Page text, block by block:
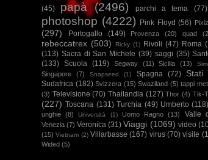
(45)
papà (2496) parchi a tema (77)
photoshop (4222) Pink Floyd (56) Pixiz
(297)
Portogallo (149) Provenza (20) quad
rebeccatrex (503) Ricky (1) Rivoli (47) Roma
(113) Sacra di San Michele (39) saggi (35)
(133) Scuola (119) Segway (11) Sicilia (13)
Singapore (7) Snapseed (1) Spagna (72) Stati
Sudafrica (182) Svizzera (15) Swaziland (5) tappi
(3) Televisione (70) Thailandia (127) Thor (4) Tik-
(227) Toscana (131) Turchia (49) Umberto (118)
unghie (8) Università (1) Uomo Ragno (13) Valle
Venezia (7) Veronica (31) Viaggi (1069) video
(15) Vietnam (2) Villarbasse (167) virus (70) visite
Wided (5)